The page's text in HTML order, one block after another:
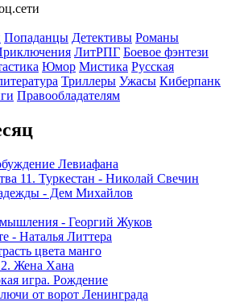
Попаданцы Детективы Романы
ЛитРПГ Боевое фэнтези
Юмор Мистика Русская
Триллеры Ужасы Киберпанк
Правообладателям
Левиафана
11. Туркестан - Николай Свечин
- Дем Михайлов
- Георгий Жуков
- Наталья Литтера
цвета манго
2. Жена Хана
игра. Рождение
от ворот Ленинграда